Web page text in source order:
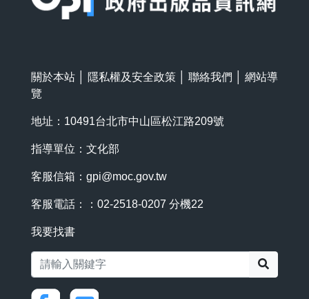
關於本站 隱私權及安全政策 聯絡我們
網站導
覽
地址：10491台北市中山區松江路209號
指導單位：文化部
客服信箱： gpi@moc.gov.tw
客服電話：：02-2518-0207 分機22
我要找書